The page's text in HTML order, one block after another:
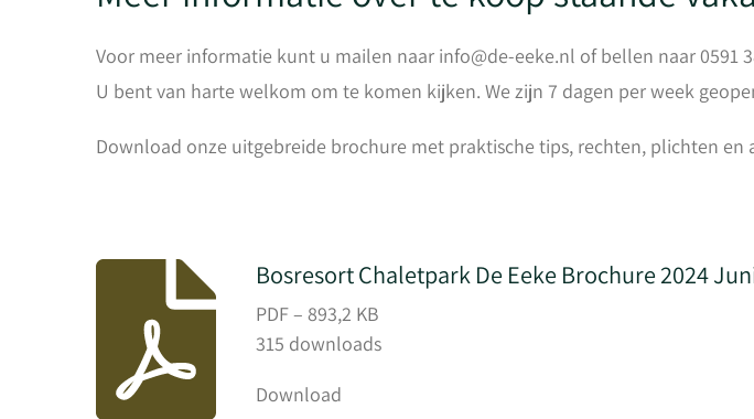
Voor meer informatie kunt u mailen naar info@de-eeke.nl of bellen naar 0591
U bent van harte welkom om te komen kijken. We zijn 7 dagen per week
Download onze uitgebreide brochure met praktische tips, rechten, plichten
Bosresort Chaletpark De Eeke Brochure 2024
PDF – 893,2 KB
315 downloads
Download